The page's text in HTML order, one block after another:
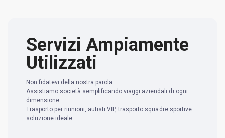
Servizi Ampiamente
Utilizzati
Non fidatevi della nostra parola.
Assistiamo società semplificando viaggi aziendali di ogni
dimensione.
Trasporto per riunioni, autisti VIP, trasporto squadre sportive:
soluzione ideale.